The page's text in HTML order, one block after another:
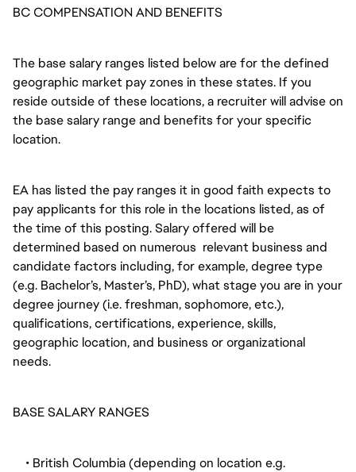
BC COMPENSATION AND BENEFITS
The base salary ranges listed below are for the defined
geographic market pay zones in these states. If you
reside outside of these locations, a recruiter will advise on
the base salary range and benefits for your specific
location.
EA has listed the pay ranges it in good faith expects to
pay applicants for this role in the locations listed, as of
the time of this posting. Salary offered will be
determined based on numerous relevant business and
candidate factors including, for example, degree type
(e.g. Bachelor’s, Master’s, PhD), what stage you are in your
degree journey (i.e. freshman, sophomore, etc.),
qualifications, certifications, experience, skills,
geographic location, and business or organizational
needs.
BASE SALARY RANGES
• British Columbia (depending on location e.g.